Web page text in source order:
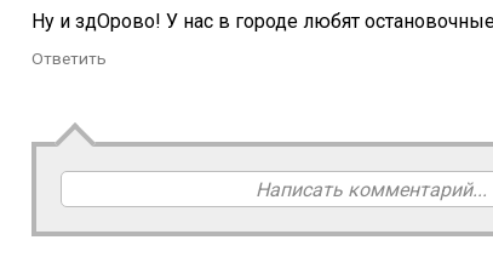
Ну и здОрово! У нас в городе любят
Ответить
Написать комментарий...